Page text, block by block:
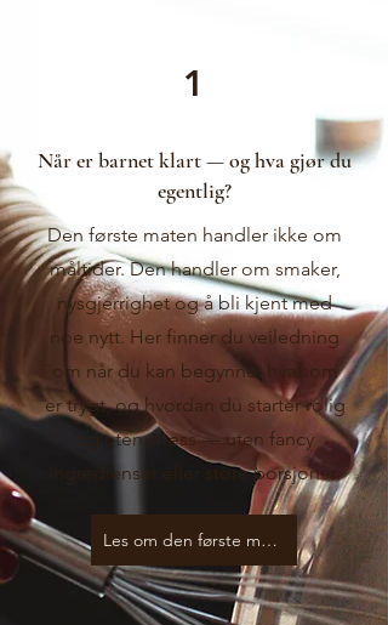
1
Når er barnet klart — og hva gjør du
egentlig?
Den første maten handler ikke om
måltider. Den handler om smaker,
nysgjerrighet og å bli kjent med
noe nytt. Her finner du veiledning
om når du kan begynne, hva som
er trygt, og hvordan du starter rolig
og uten stress — uten fancy
ingredienser eller store porsjoner.
Les om den første maten